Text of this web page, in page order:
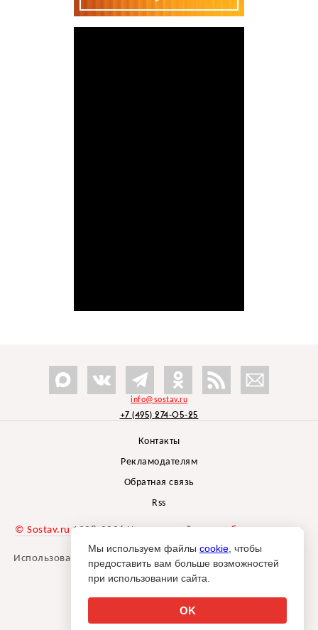
info@sostav.ru
+7 (495) 274-05-25
Контакты
Рекламодателям
Обратная связь
Rss
© Sostav.ru 1998-2026 Независимый проектбрендингового
агентства Depot
Использование материалов Sostav.ru допустимо только при
указании источника.
Мы используем файлы cookie , чтобы
предоставить вам больше возможностей
при использовании сайта.
OK